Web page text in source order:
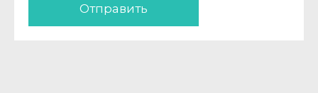
Отправить